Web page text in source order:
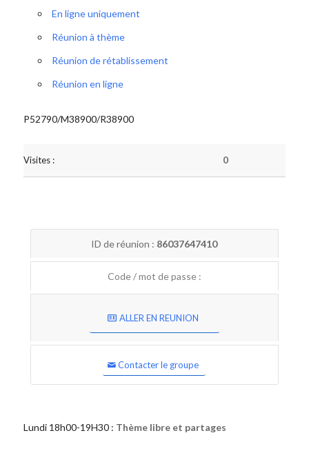
En ligne uniquement
Réunion à thème
Réunion de rétablissement
Réunion en ligne
P52790/M38900/R38900
Visites : 0
ID de réunion : 86037647410
Code / mot de passe :
ALLER EN REUNION
Contacter le groupe
Lundi 18h00-19H30 : Thème libre et partages